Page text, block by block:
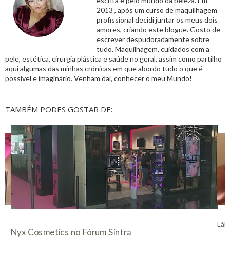
2013 , após um curso de maquilhagem
profissional decidi juntar os meus dois
amores, criando este blogue. Gosto de
escrever despudoradamente sobre
tudo. Maquilhagem, cuidados com a
pele, estética, cirurgia plástica e saúde no geral, assim como partilho
aqui algumas das minhas crónicas em que abordo tudo o que é
possível e imaginário. Venham daí, conhecer o meu Mundo!
TAMBÉM PODES GOSTAR DE:
Lábios e Luz, look Natural, Nyx